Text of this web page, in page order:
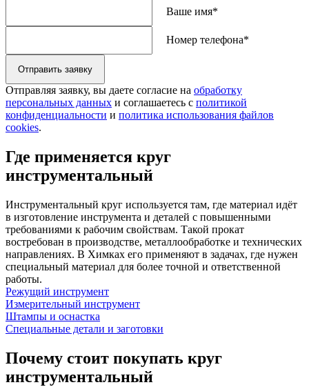
Ваше имя*
Номер телефона*
Отправить заявку
Отправляя заявку, вы даете согласие на обработку
персональных данных и соглашаетесь с политикой
конфиденциальности и политика использования файлов
cookies.
Где применяется круг
инструментальный
Инструментальный круг используется там, где материал идёт
в изготовление инструмента и деталей с повышенными
требованиями к рабочим свойствам. Такой прокат
востребован в производстве, металлообработке и технических
направлениях. В Химках его применяют в задачах, где нужен
специальный материал для более точной и ответственной
работы.
Режущий инструмент
Измерительный инструмент
Штампы и оснастка
Специальные детали и заготовки
Почему стоит покупать круг
инструментальный